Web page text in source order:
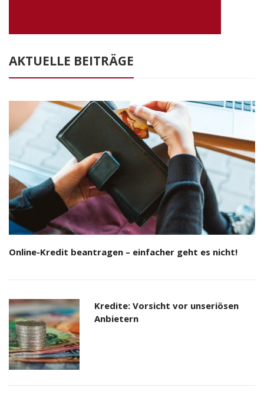
AKTUELLE BEITRÄGE
Online-Kredit beantragen – einfacher geht es nicht!
Kredite: Vorsicht vor unseriösen
Anbietern